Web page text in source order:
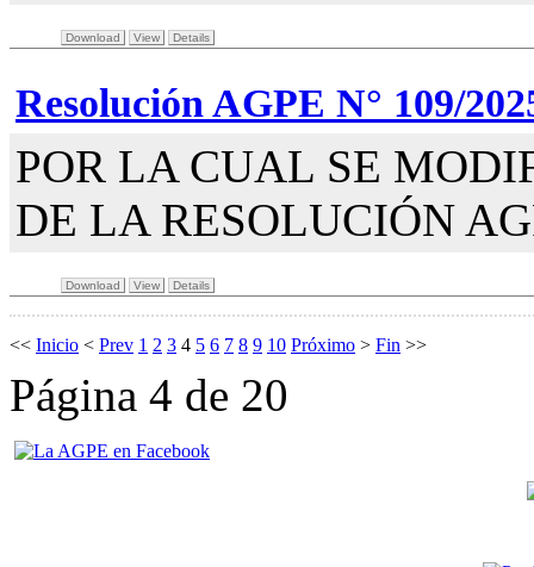
Download View Details
Resolución AGPE N° 109/
POR LA CUAL SE
DE LA RESOLUCIÓN
Download View Details
<< Inicio < Prev 1 2 3 4 5 6 7 8 9 10 Próximo > Fin >>
Página 4 de 20